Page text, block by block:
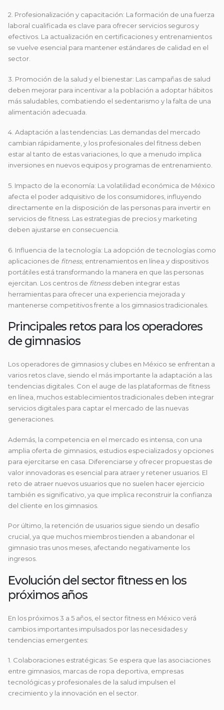
2. Profesionalización y capacitación: La formación de una fuerza
laboral cualificada es clave para ofrecer servicios seguros y
efectivos. La actualización en certificaciones y entrenamientos
se vuelve esencial para mantener estándares de calidad en el
sector.
3. Promoción de la salud y el bienestar: Las campañas de salud
deben mejorar para incentivar a la población a adoptar hábitos
más saludables, combatiendo el sedentarismo y la falta de una
alimentación adecuada.
4. Adaptación a las tendencias: Las demandas del mercado
cambian rápidamente, y los profesionales del fitness deben
estar al tanto de estas variaciones, lo que a menudo implica
inversiones en nuevos equipos y programas de entrenamiento.
5. Impacto de la economía: La volatilidad económica de México
afecta el poder adquisitivo de los consumidores, influyendo
directamente en la disposición de las personas para invertir en
servicios de fitness. Las estrategias de precios y marketing
deben ajustarse en consecuencia.
6. Influencia de la tecnología: La adopción de tecnologías como
aplicaciones de fitness, entrenamientos en línea y dispositivos
portátiles está transformando la manera en que las personas
ejercitan. Los centros de fitnessdeben integrar estas
herramientas para ofrecer una experiencia mejorada y
mantenerse competitivos frente a los gimnasios tradicionales.
Principales retos para los operadores
de gimnasios
Los operadores de gimnasios y clubes en México se enfrentan a
varios retos clave, siendo el más importante la adaptación a las
tendencias digitales. Con el auge de las plataformas de fitness
en línea, muchos establecimientos tradicionales deben integrar
servicios digitales para captar el mercado de las nuevas
generaciones.
Además, la competencia en el mercado es intensa, con una
amplia oferta de gimnasios, estudios especializados y opciones
para ejercitarse en casa. Diferenciarse y ofrecer propuestas de
valor innovadoras es esencial para atraer y retener usuarios. El
reto de atraer nuevos usuarios que no suelen hacer ejercicio
también es significativo, ya que implica reconstruir la confianza
del cliente en los gimnasios.
Por último, la retención de usuarios sigue siendo un desafío
crucial, ya que muchos miembros tienden a abandonar el
gimnasio tras unos meses, afectando negativamente los
ingresos.
Evolución del sector fitness en los
próximos años
En los próximos 3 a 5 años, el sector fitness en México verá
cambios importantes impulsados por las necesidades y
tendencias emergentes:
1. Colaboraciones estratégicas: Se espera que las asociaciones
entre gimnasios, marcas de ropa deportiva, empresas
tecnológicas y profesionales de la salud impulsen el
crecimiento y la innovación en el sector.